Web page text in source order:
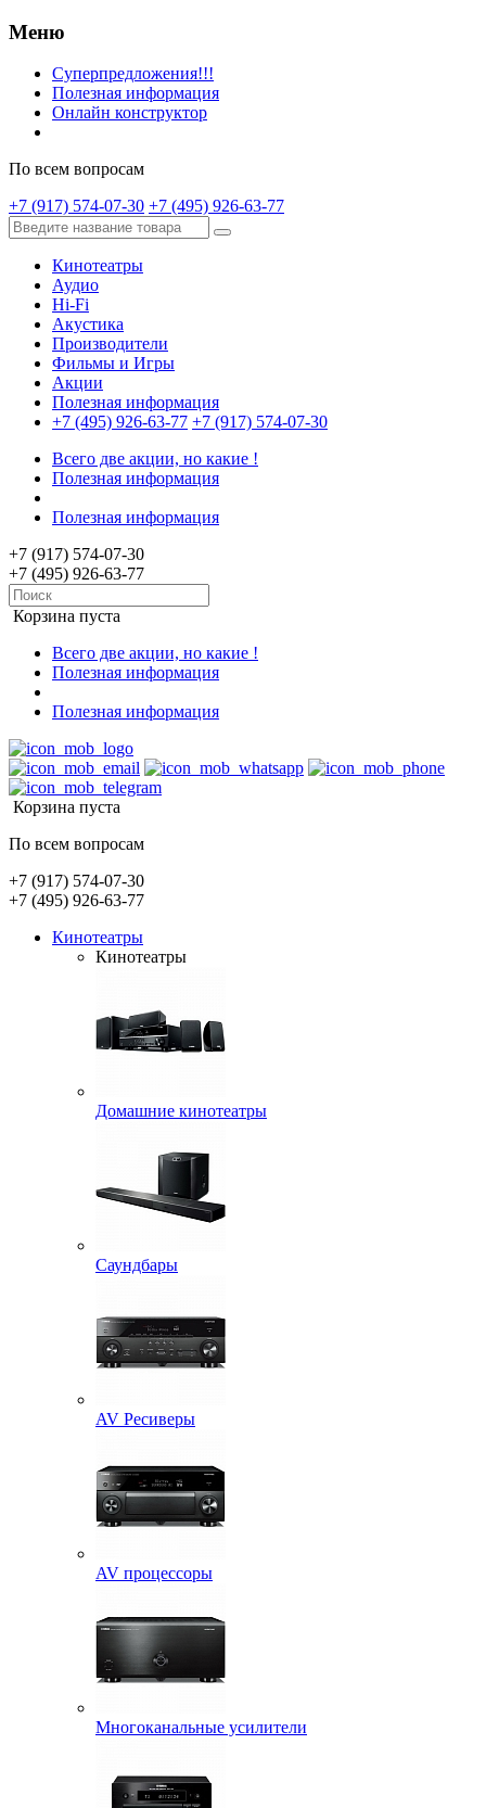
Меню
Суперпредложения!!!
Полезная информация
Онлайн конструктор
По всем вопросам
+7 (917) 574-07-30 +7 (495) 926-63-77
Кинотеатры
Аудио
Hi-Fi
Акустика
Производители
Фильмы и Игры
Акции
Полезная информация
+7 (495) 926-63-77 +7 (917) 574-07-30
Всего две акции, но какие !
Полезная информация
Полезная информация
+7 (917) 574-07-30
+7 (495) 926-63-77
Корзина пуста
Всего две акции, но какие !
Полезная информация
Полезная информация
Корзина пуста
По всем вопросам
+7 (917) 574-07-30
+7 (495) 926-63-77
Кинотеатры
Кинотеатры
Домашние кинотеатры
Саундбары
AV Ресиверы
AV процессоры
Многоканальные усилители